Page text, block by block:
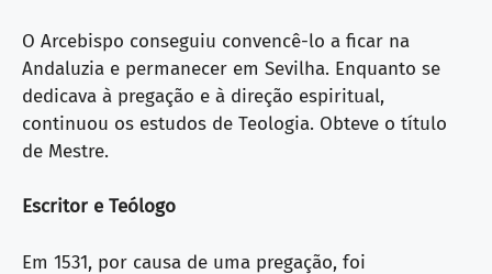
O Arcebispo conseguiu convencê-lo a ficar na
Andaluzia e permanecer em Sevilha. Enquanto se
dedicava à pregação e à direção espiritual,
continuou os estudos de Teologia. Obteve o título
de Mestre.
Escritor e Teólogo
Em 1531, por causa de uma pregação, foi